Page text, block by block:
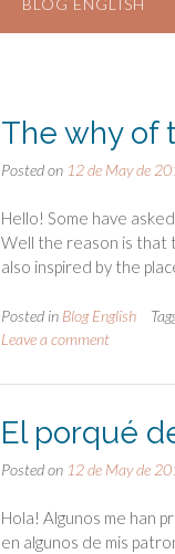
BLOG ENGLISH
The why of
Posted on 12 de May de
Hello! Some have
Well the reason is that
also inspired by the
Posted in Blog English
Leave a comment
El porqué
Posted on 12 de May de
Hola! Algunos me han
en algunos de mis